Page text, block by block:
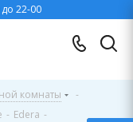
22-00
комнаты
-
- Edera -